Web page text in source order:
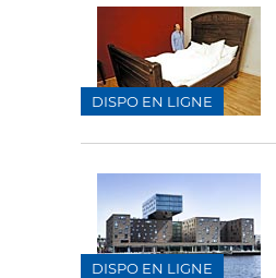
DISPO EN LIGNE
DISPO EN LIGNE